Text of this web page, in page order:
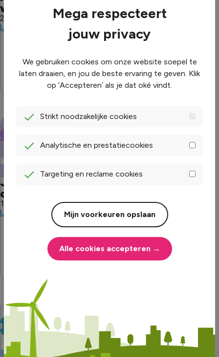
wat is slim, en vooral wat niet?
24 February 2026 Joppe Boudeling
Lees artikel
TIPS & ADVIES
Je energierekening onder
controle: dit kun je nu al doen
19 February 2026 Joppe Boudeling
Lees artikel
Mega respecteert
jouw privacy
We gebruiken cookies om onze website soepel te
laten draaien, en jou de beste ervaring te geven. Klik
op ‘Accepteren’ als je dat oké vindt.
Strikt noodzakelijke cookies
Analytische en prestatiecookies
Targeting en reclame cookies
Mijn voorkeuren opslaan
Alle cookies accepteren →